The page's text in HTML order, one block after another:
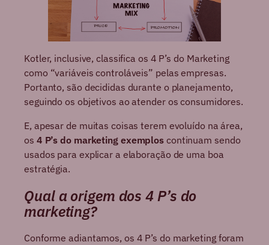
Kotler, inclusive, classifica os 4 P’s do Marketing
como “variáveis controláveis” pelas empresas.
Portanto, são decididas durante o planejamento,
seguindo os objetivos ao atender os consumidores.
E, apesar de muitas coisas terem evoluído na área,
os 4 P’s do marketing exemplos continuam sendo
usados para explicar a elaboração de uma boa
estratégia.
Qual a origem dos 4 P’s do
marketing?
Conforme adiantamos, os 4 P’s do marketing foram